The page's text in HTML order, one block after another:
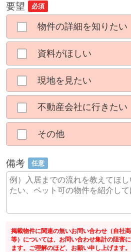
要望 必須
物件の詳細を知りたい
資料がほしい
現地を見たい
不動産会社に行きたい
その他
備考 任意
掲載物件に関連の無いお問い合わせ（自社
等）については、お問い合わせ集計の阻害
ます。ご理解のほど、お願い申し上げます。